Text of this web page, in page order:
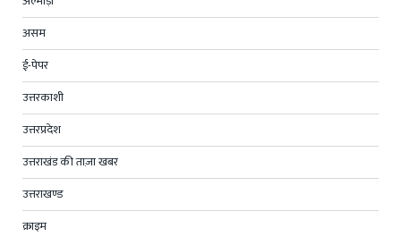
असम
ई-पेपर
उत्तरकाशी
उत्तरप्रदेश
उत्तराखंड की ताज़ा खबर
उत्तराखण्ड
क्राइम